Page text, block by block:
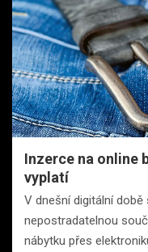
Inzerce na online
vyplatí
V dnešní digitální
nepostradatelnou
nábytku přes